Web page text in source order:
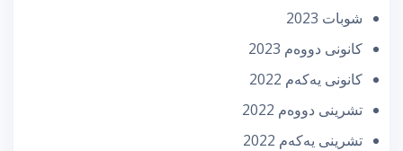
شوبات 2023
كانونی دووه‌م 2023
كانونی یه‌كه‌م 2022
تشرینی دووه‌م 2022
تشرینی یه‌كه‌م 2022